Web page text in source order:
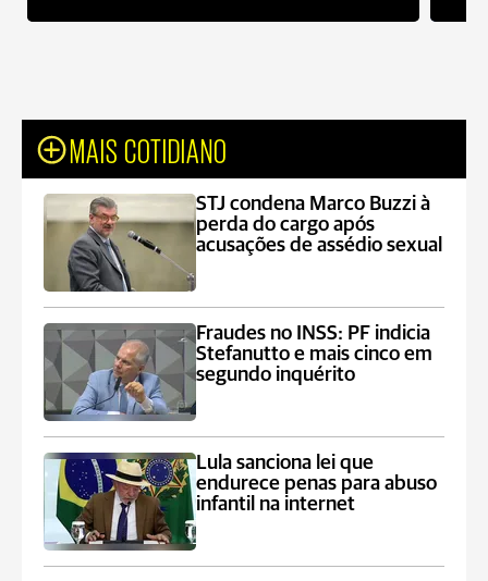
MAIS COTIDIANO
STJ condena Marco Buzzi à
perda do cargo após
acusações de assédio sexual
Fraudes no INSS: PF indicia
Stefanutto e mais cinco em
segundo inquérito
Lula sanciona lei que
endurece penas para abuso
infantil na internet